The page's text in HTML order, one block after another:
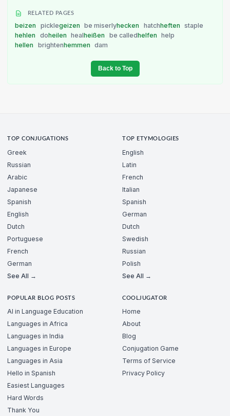
RELATED PAGES
beizen picklegeizen be miserlyhecken hatchheften
staple
hehlen
doheilen healheißen be calledhelfen
help
hellen
brightenhemmen dam
Back to Top
TOP CONJUGATIONS
Greek
Russian
Arabic
Japanese
Spanish
English
Dutch
Portuguese
French
German
See All →
TOP ETYMOLOGIES
English
Latin
French
Italian
Spanish
German
Dutch
Swedish
Russian
Polish
See All →
POPULAR BLOG POSTS
AI in Language Education
Languages in Africa
Languages in India
Languages in Europe
Languages in Asia
Hello in Spanish
Easiest Languages
Hard Words
Thank You
COOLJUGATOR
Home
About
Blog
Conjugation Game
Terms of Service
Privacy Policy